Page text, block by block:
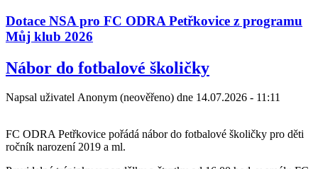
Dotace NSA pro FC ODRA Petřkovice z programu
Můj klub 2026
Predchádzajúci
Nasledujúci
Nábor do fotbalové školičky
Napsal uživatel Anonym (neověřeno) dne 14.07.2026 - 11:11
FC ODRA Petřkovice pořádá nábor do fotbalové školičky pro děti
ročník narození 2019 a ml.